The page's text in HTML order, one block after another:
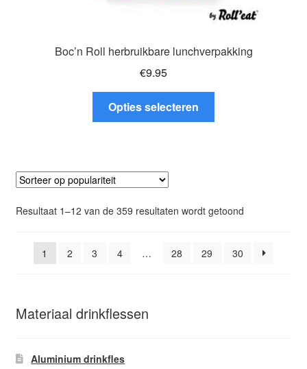
Boc’n Roll herbruikbare lunchverpakking
€9.95
Opties selecteren
kan
worden
Resultaat 1–12 van de 359 resultaten wordt getoondGesorteerd
1
2 3 4 … 28 29 30
Materiaal drinkflessen
Aluminium drinkfles